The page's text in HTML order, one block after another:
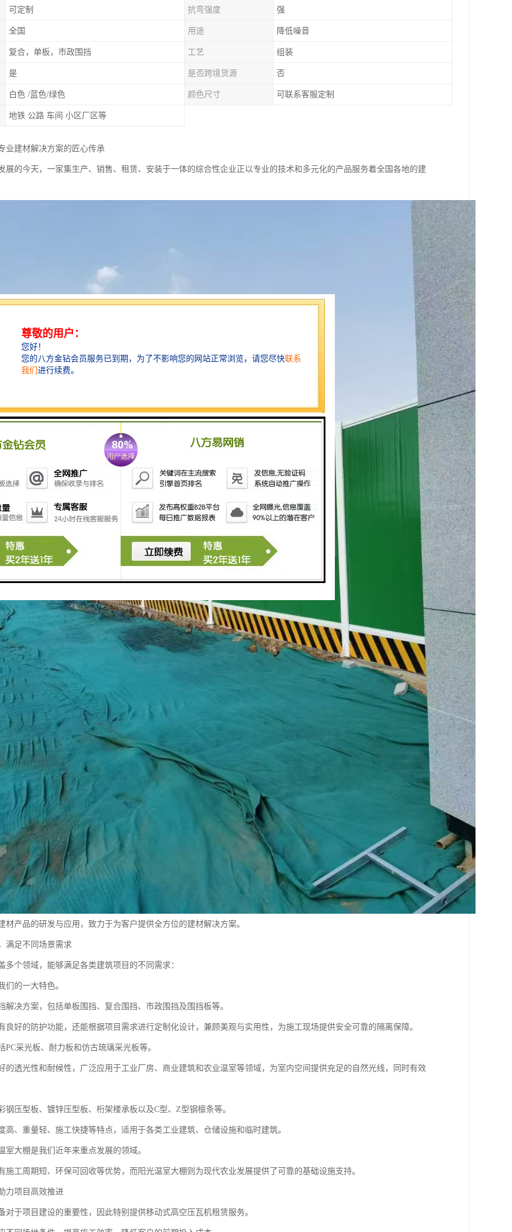
可定制 抗弯强度 强
全国 用途 降低噪音
复合，单板，市政围挡 工艺 组装
是 是否跨境货源 否
白色 /蓝色/绿色 颜色尺寸 可联系客服定制
地铁 公路 车间 小区厂区等
业建材解决方案的匠心传承
展的今天，一家集生产、销售、租赁、安装于一体的综合性企业正以专业的技术和多元化的产品服务着全国各地的建
材产品的研发与应用，致力于为客户提供全方位的建材解决方案。
满足不同场景需求
多个领域，能够满足各类建筑项目的不同需求：
们的一大特色。
解决方案，包括单板围挡、复合围挡、市政围挡及围挡板等。
良好的防护功能，还能根据项目需求进行定制化设计，兼顾美观与实用性，为施工现场提供安全可靠的隔离保障。
PC采光板、耐力板和仿古琉璃采光板等。
的透光性和耐候性，广泛应用于工业厂房、商业建筑和农业温室等领域，为室内空间提供充足的自然光线，同时有效
钢压型板、镀锌压型板、桁架楼承板以及C型、Z型钢檩条等。
高、重量轻、施工快捷等特点，适用于各类工业建筑、仓储设施和临时建筑。
室大棚是我们近年来重点发展的领域。
施工周期短、环保可回收等优势，而阳光温室大棚则为现代农业发展提供了可靠的基础设施支持。
力项目高效推进
对于项目建设的重要性，因此特别提供移动式高空压瓦机租赁服务。